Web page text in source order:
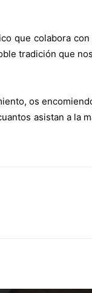
que colabora con
tradición que
os
asistan a la